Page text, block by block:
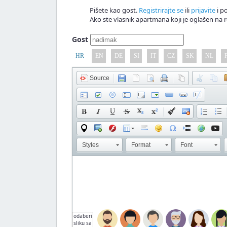
Pišete kao gost. Registrirajte se ili prijavite i
Ako ste vlasnik apartmana koji je oglašen
Gost
HR EN DE SI IT CZ SK NL
Source
Styles Format Font
odaberi
sliku sa